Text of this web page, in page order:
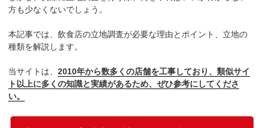
方も少なくないでしょう。
本記事では、飲食店の立地調査が必要な理由とポイント、立地の
種類を解説します。
当サイトは、2010年から数多くの店舗を工事しており、類似サイ
ト以上に多くの知識と実績があるため、ぜひ参考にしてくださ
い。